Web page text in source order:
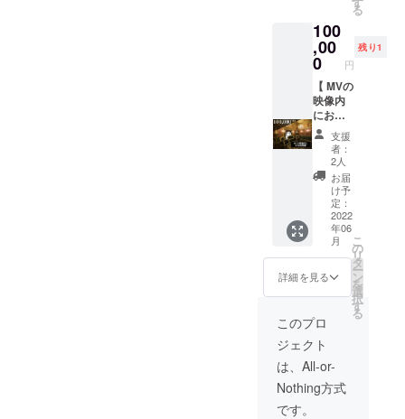
第、支
援者に
個別
メッ
セージ
でお伝
えしま
す エン
ドロー
ルにて
エキス
トラ枠
でのお
名前掲
載もい
たしま
すので
備考欄
名前を
くださ
い。 ま
影スタ
be.net/2
nd/acce
ss/
ミュー
ジック
ビデオ
撮影に
使用予
定の廃
墟＆牢
屋ス
ペース
と王室
スペー
ス以外
のエリ
アを自
由にご
利用い
で、グ
ループ
での写
真撮影
会など
にご利
しま
す。 加
えて、
ミュー
ジック
ビデオ
の最後
に流れ
るエン
ドロー
ルに優
先的に
名前を
掲載さ
せて頂
きま
す。 ※
備考欄
にご希
望のお
名前を
ご入力
くださ
い 〈内
容〉 ・
お礼の
る
100
,00
0 円
残り1
【 MVの
映像内
にお名
前掲載
】
ミュー
ジック
ビデオ
に映る
背景の
一部と
して自
然な形
であな
たのお
名前を
掲載さ
せてい
ただき
ます。
また、
スタジ
支援
者：
2人
お届
け予
定：
2022
年06
月
詳細を見る
こ
の
リ
タ
ー
ン
を
選
択
す
る
このプロ
ジェクト
は、All-or-
Nothing方式
です。